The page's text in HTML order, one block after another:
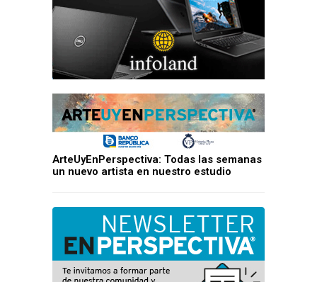
ArteUyEnPerspectiva: Todas las semanas
un nuevo artista en nuestro estudio